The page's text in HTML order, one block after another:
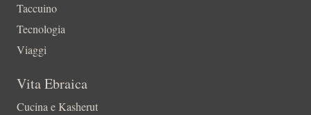
Taccuino
Tecnologia
Viaggi
Vita Ebraica
Cucina e Kasherut